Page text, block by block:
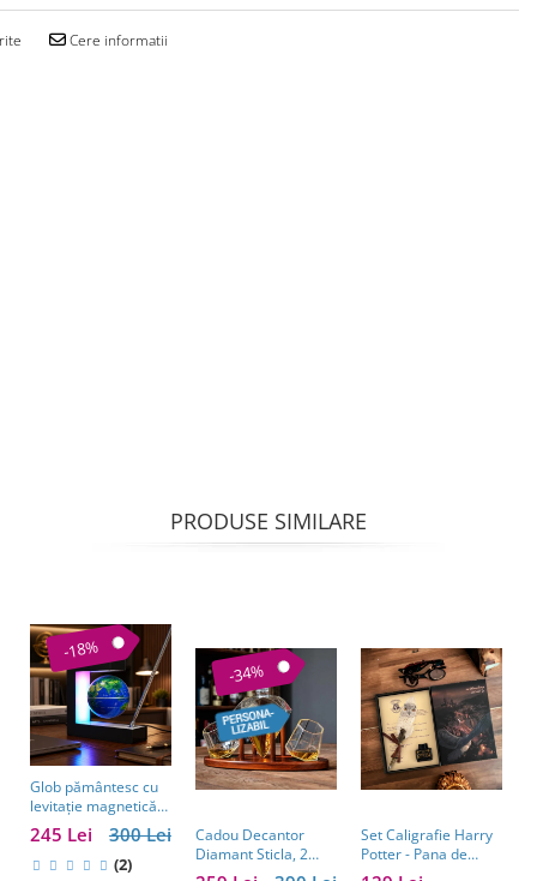
Cere informatii
PRODUSE SIMILARE
-18%
Glob pământesc cu
levitație magnetică
și pix – cadou
business pentru
bărbați pasionați de
300 Lei
245 Lei
(2)
-34%
Cadou Decantor
Diamant Sticla, 2
Pahare si Suport din
Set Caligrafie Harry
Potter - Pana de
scris si calimara